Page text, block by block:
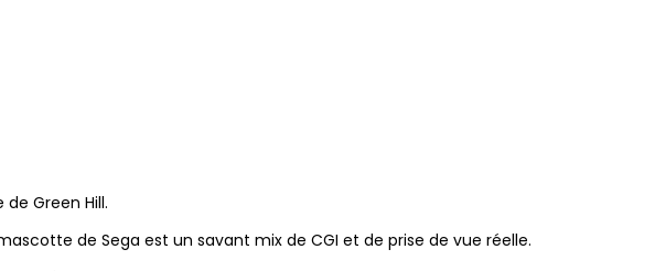
Green Hill.
de Sega est un savant mix de CGI et de prise de vue réelle.